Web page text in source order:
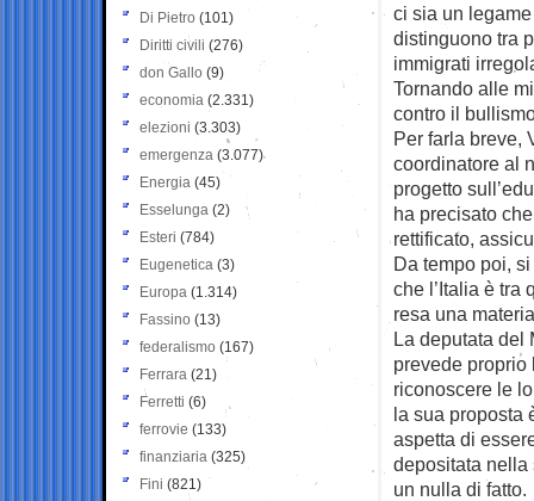
ci sia un
distinguono tra
immigrati
Tornando alle
contro il
Per farla breve,
coordinatore al
progetto
ha precisato
rettificato,
Da tempo poi,
che l’Italia è tra
resa una
La deputata del
prevede
riconoscere le
la sua proposta
aspetta di
depositata nella
un nulla di fatto.
Di Pietro (101)
Diritti civili (276)
don Gallo (9)
economia (2.331)
elezioni (3.303)
emergenza (3.077)
Energia (45)
Esselunga (2)
Esteri (784)
Eugenetica (3)
Europa (1.314)
Fassino (13)
federalismo (167)
Ferrara (21)
Ferretti (6)
ferrovie (133)
finanziaria (325)
Fini (821)